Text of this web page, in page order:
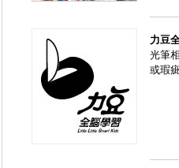
力豆
光筆
或瑕